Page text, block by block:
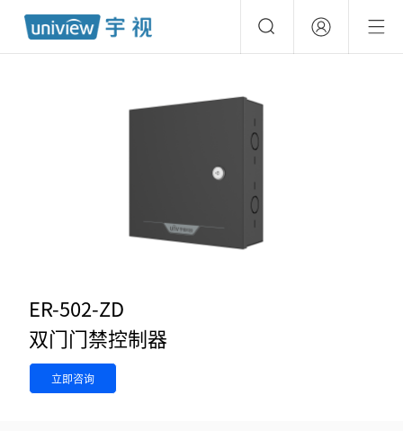
ER-502-ZD
双门门禁控制器
立即咨询